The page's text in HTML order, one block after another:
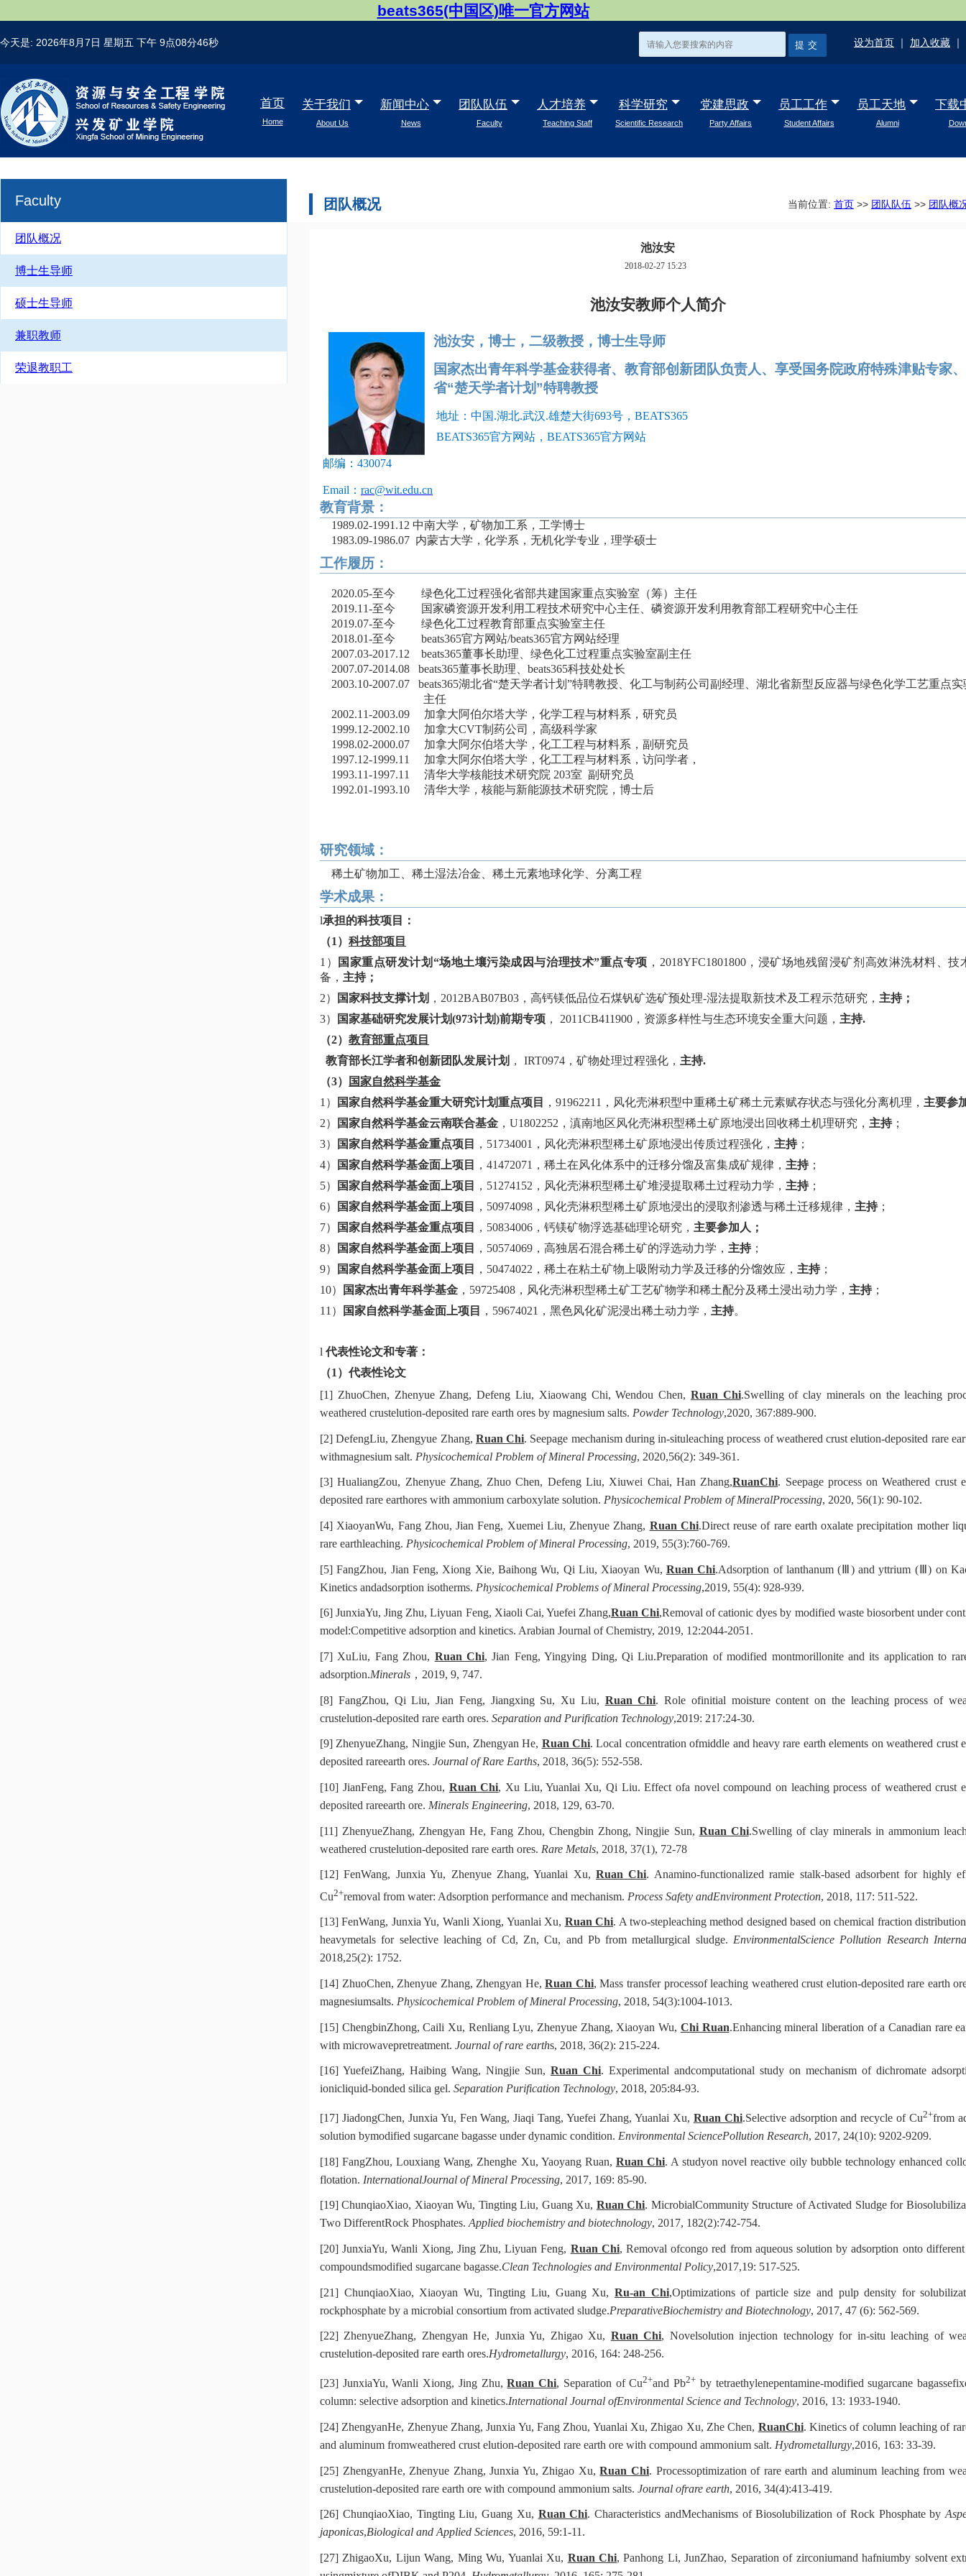
beats365(中国区)唯一官方网站
今天是: 2026年8月7日 星期五 下午 9点08分47秒 设为首页 ｜ 加入收藏 ｜
首页
Home
关于我们
About Us
新闻中心
News
团队队伍
Faculty
人才培养
Teaching Staff
科学研究
Scientific Research
党建思政
Party Affairs
员工工作
Student Affairs
员工天地
Alumni
下载
Faculty
团队概况
博士生导师
硕士生导师
兼职教师
荣退教职工
团队概况 当前位置: 首页 >> 团队队伍 >> 团队概
池汝安
2018-02-27 15:23
池汝安教师个人简介
池汝安 ， 博士 ， 二级教授，博士生导师
国家杰出青年科学基金获得者、教育部创新团队负责人、享受国务院政府特殊津贴专家
省“楚天学者计划”特聘教授
地址：中国.湖北.武汉.雄楚大街693号，BEATS365
BEATS365官方网站，BEATS365官方网站
邮编： 430074
Email ： rac@wit.edu.cn
教育背景 ：
1989.02-1991.12 中南大学，矿物加工系 ，工学博士
1983.09-1986.07 内蒙古大学，化学系，无机化学专业，理学硕士
工作履历 ：
2020.05-至今
绿色化工过程强化省部共建国家重点实验室（筹）主任
2019.11-至今
国家磷资源开发利用工程技术研究中心主任、磷资源开发利用教育部工程研究中心主任
2019.07-至今
绿色化工过程教育部重点实验室主任
2018.01-至今 beats365官方网站/beats365官方网站经理
2007.03-2017.12 beats365董事长助理、绿色化工过程重点实验室副主任
2007.07-2014.08 beats365董事长助理、beats365科技处处长
2003.10-2007.07 beats365湖北省“楚天学者计划”特聘教授、化工与制药公司副经理、湖北省新型反应器与绿色化学工艺重点实
主任
2002.11-2003.09 加拿大阿伯尔塔大学，化学工程与材料系，研究员
1999.12-2002.10 加拿大CVT制药公司，高级科学家
1998.02-2000.07 加拿大阿尔伯塔大学，化工工程与材料系，副研究员
1997.12-1999.11 加拿大阿尔伯塔大学，化工工程与材料系，访问学者，
1993.11-1997.11 清华大学核能技术研究院 203室 副研究员
1992.01-1993.10 清华大学，核能与新能源技术研究院，博士后
研究领域：
稀土矿物加工、稀土湿法冶金、稀土元素地球化学、分离工程
学术成果：
l承担的科技项目：
（1 ） 科技部项目
1 ） 国家重点研发计划“场地土壤污染成因与治理技术”重点专项 ， 2018YFC1801800，浸矿场地残留浸矿剂高效淋洗材料、技
备， 主持；
2） 国家科技支撑计划 ， 2012BAB07B03 ，高钙镁低品位石煤钒矿选矿预处理-湿法提取新技术及工程示范研究， 主持；
3） 国家基础研究发展计划(973计划)前期专项 ， 2011CB411900 ，资源多样性与生态环境安全重大问题， 主持.
（2） 教育部重点项目
教育部长江学者和创新团队发展计划 ， IRT0974 ， 矿物处理过程强化， 主持.
（3）
国家自然科学基金
1 ） 国家自然科学基金重大研究计划重点项目 ， 91962211 ，风化壳淋积型中重稀土矿稀土元素赋存状态与强化分离机理， 主要参
2） 国家自然科学基金云南联合基金 ， U1802252 ，滇南地区风化壳淋积型稀土矿原地浸出回收稀土机理研究， 主持；
3） 国家自然科学基金重点项目 ， 51734001 ，风化壳淋积型稀土矿原地浸出传质过程强化， 主持；
4） 国家自然科学基金面上项目 ， 41472071 ， 稀土在风化体系中的迁移分馏及富集成矿规律， 主持；
5） 国家自然科学基金面上项目 ， 51274152 ，风化壳淋积型稀土矿堆浸提取稀土过程动力学， 主持；
6） 国家自然科学基金面上项目 ， 50974098 ， 风化壳淋积型稀土矿原地浸出的浸取剂渗透与稀土迁移规律， 主持；
7） 国家自然科学基金重点项目 ， 50834006 ，钙镁矿物浮选基础理论研究， 主要参加人；
8） 国家自然科学基金面上项目 ， 50574069 ，高独居石混合稀土矿的浮选动力学， 主持；
9） 国家自然科学基金面上项目 ， 50474022 ， 稀土在粘土矿物上吸附动力学及迁移的分馏效应， 主持；
10） 国家杰出青年科学基金 ， 59725408 ，风化壳淋积型稀土矿工艺矿物学和稀土配分及稀土浸出动力学， 主持；
11 ） 国家自然科学基金面上项目 ， 59674021 ，黑色风化矿泥浸出稀土动力学， 主持。
l 代表性论文和专著：
（1 ）代表性论文
[1] ZhuoChen, Zhenyue Zhang, Defeng Liu, Xiaowang Chi, Wendou Chen, Ruan Chi.Swelling of clay minerals on the leaching
weathered crustelution-deposited rare earth ores by magnesium salts. Powder Technology,2020, 367:889-900.
[2]DefengLiu, Zhengyue Zhang, Ruan Chi. Seepage mechanism during in-situleaching process of weathered crust elution-deposited rare
withmagnesium salt. Physicochemical Problem of Mineral Processing, 2020,56(2): 349-361.
[3]HualiangZou, Zhenyue Zhang, Zhuo Chen, Defeng Liu, Xiuwei Chai, Han Zhang,RuanChi. Seepage process on Weathered crust
deposited rare earthores with ammonium carboxylate solution. Physicochemical Problem of MineralProcessing, 2020, 56(1): 90-102.
[4] XiaoyanWu, Fang Zhou, Jian Feng, Xuemei Liu, Zhenyue Zhang, Ruan Chi.Direct reuse of rare earth oxalate precipitation mother
rare earthleaching. Physicochemical Problem of Mineral Processing, 2019, 55(3):760-769.
[5]FangZhou, Jian Feng, Xiong Xie, Baihong Wu, Qi Liu, Xiaoyan Wu, Ruan Chi.Adsorption of lanthanum (Ⅲ) and yttrium (Ⅲ) on
Kinetics andadsorption isotherms. Physicochemical Problems of Mineral Processing,2019, 55(4): 928-939.
[6]JunxiaYu, Jing Zhu, Liyuan Feng, Xiaoli Cai, Yuefei Zhang,Ruan Chi,Removal of cationic dyes by modified waste biosorbent under
model:Competitive adsorption and kinetics. Arabian Journal of Chemistry, 2019, 12:2044-2051.
[7] XuLiu, Fang Zhou, Ruan Chi, Jian Feng, Yingying Ding, Qi Liu.Preparation of modified montmorillonite and its application to
adsorption.Minerals ， 2019, 9, 747.
[8] FangZhou, Qi Liu, Jian Feng, Jiangxing Su, Xu Liu, Ruan Chi. Role ofinitial moisture content on the leaching process of
crustelution-deposited rare earth ores. Separation and Purification Technology,2019: 217:24-30.
[9] ZhenyueZhang, Ningjie Sun, Zhengyan He, Ruan Chi. Local concentration ofmiddle and heavy rare earth elements on weathered crust
deposited rareearth ores. Journal of Rare Earths, 2018, 36(5): 552-558.
[10] JianFeng, Fang Zhou, Ruan Chi, Xu Liu, Yuanlai Xu, Qi Liu. Effect ofa novel compound on leaching process of weathered crust
deposited rareearth ore. Minerals Engineering, 2018, 129, 63-70.
[11] ZhenyueZhang, Zhengyan He, Fang Zhou, Chengbin Zhong, Ningjie Sun, Ruan Chi.Swelling of clay minerals in ammonium
weathered crustelution-deposited rare earth ores. Rare Metals, 2018, 37(1), 72-78
[12]FenWang, Junxia Yu, Zhenyue Zhang, Yuanlai Xu, Ruan Chi. Anamino-functionalized ramie stalk-based adsorbent for highly
Cu2+removal from water: Adsorption performance and mechanism. Process Safety andEnvironment Protection, 2018, 117: 511-522.
[13]FenWang, Junxia Yu, Wanli Xiong, Yuanlai Xu, Ruan Chi. A two-stepleaching method designed based on chemical fraction
heavymetals for selective leaching of Cd, Zn, Cu, and Pb from metallurgical sludge. EnvironmentalScience Pollution Research
2018,25(2): 1752.
[14] ZhuoChen, Zhenyue Zhang, Zhengyan He,Ruan Chi, Mass transfer processof leaching weathered crust elution-deposited rare earth
magnesiumsalts. Physicochemical Problem of Mineral Processing, 2018, 54(3):1004-1013.
[15] ChengbinZhong, Caili Xu, Renliang Lyu, Zhenyue Zhang, Xiaoyan Wu, Chi Ruan.Enhancing mineral liberation of a Canadian rare
with microwavepretreatment. Journal of rare earths, 2018, 36(2): 215-224.
[16] YuefeiZhang, Haibing Wang, Ningjie Sun, Ruan Chi. Experimental andcomputational study on mechanism of dichromate
ionicliquid-bonded silica gel. Separation Purification Technology, 2018, 205:84-93.
[17] JiadongChen, Junxia Yu, Fen Wang, Jiaqi Tang, Yuefei Zhang, Yuanlai Xu, Ruan Chi.Selective adsorption and recycle of Cu2+from
solution bymodified sugarcane bagasse under dynamic condition. Environmental SciencePollution Research, 2017, 24(10): 9202-9209.
[18]FangZhou, Louxiang Wang, Zhenghe Xu, Yaoyang Ruan, Ruan Chi. A studyon novel reactive oily bubble technology enhanced
flotation. InternationalJournal of Mineral Processing, 2017, 169: 85-90.
[19]ChunqiaoXiao, Xiaoyan Wu, Tingting Liu, Guang Xu, Ruan Chi. MicrobialCommunity Structure of Activated Sludge for
Two DifferentRock Phosphates.Applied biochemistry and biotechnology, 2017, 182(2):742-754.
[20]JunxiaYu, Wanli Xiong, Jing Zhu, Liyuan Feng, Ruan Chi, Removal ofcongo red from aqueous solution by adsorption onto
compoundsmodified sugarcane bagasse.Clean Technologies and Environmental Policy,2017,19: 517-525.
[21] ChunqiaoXiao, Xiaoyan Wu, Tingting Liu, Guang Xu, Ru-an Chi,Optimizations of particle size and pulp density for
rockphosphate by a microbial consortium from activated sludge.PreparativeBiochemistry and Biotechnology, 2017, 47 (6): 562-569.
[22]ZhenyueZhang, Zhengyan He, Junxia Yu, Zhigao Xu, Ruan Chi, Novelsolution injection technology for in-situ leaching of
crustelution-deposited rare earth ores.Hydrometallurgy, 2016, 164: 248-256.
[23] JunxiaYu, Wanli Xiong, Jing Zhu,Ruan Chi, Separation of Cu2+and Pb2+ by tetraethylenepentamine-modified sugarcane
column: selective adsorption and kinetics.International Journal ofEnvironmental Science and Technology, 2016, 13: 1933-1940.
[24] ZhengyanHe, Zhenyue Zhang, Junxia Yu, Fang Zhou, Yuanlai Xu, Zhigao Xu, Zhe Chen, RuanChi. Kinetics of column leaching of
and aluminum fromweathered crust elution-deposited rare earth ore with compound ammonium salt. Hydrometallurgy,2016, 163: 33-39.
[25] ZhengyanHe, Zhenyue Zhang, Junxia Yu, Zhigao Xu,Ruan Chi. Processoptimization of rare earth and aluminum leaching from
crustelution-deposited rare earth ore with compound ammonium salts. Journal ofrare earth, 2016, 34(4):413-419.
[26] ChunqiaoXiao, Tingting Liu, Guang Xu, Ruan Chi. Characteristics andMechanisms of Biosolubilization of Rock Phosphate by
japonicas,Biological and Applied Sciences, 2016, 59:1-11.
[27] ZhigaoXu, Lijun Wang, Ming Wu, Yuanlai Xu, Ruan Chi, Panhong Li, JunZhao, Separation of zirconiumand hafniumby solvent